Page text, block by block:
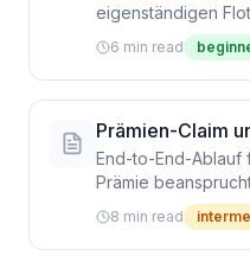
eigenständigen
optionalen Gig-
aufbaut
6 min read
Prämien-Claim
End-to-End-Ablauf
Prämie
und in Zone
Validierung an
8 min read